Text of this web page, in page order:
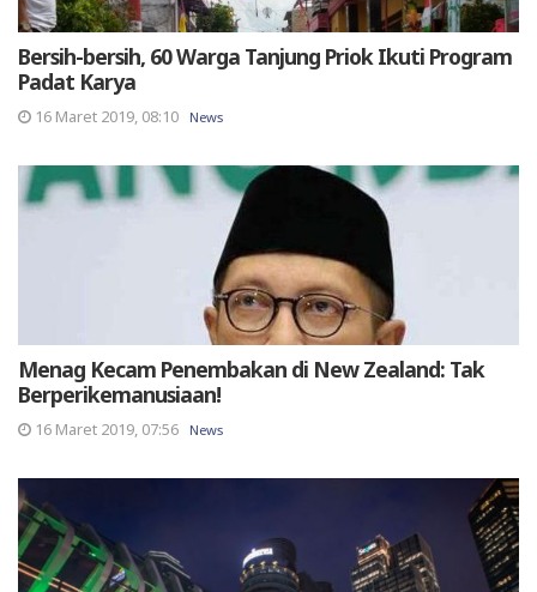
Bersih-bersih, 60 Warga Tanjung Priok Ikuti Program
Padat Karya
16 Maret 2019, 08:10 News
Menag Kecam Penembakan di New Zealand: Tak
Berperikemanusiaan!
16 Maret 2019, 07:56 News